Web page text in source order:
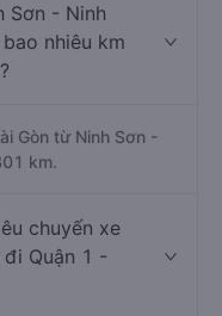
Sơn - Ninh
nhiêu km
Gòn từ Ninh Sơn -
km.
chuyến xe
đi Quận 1 -